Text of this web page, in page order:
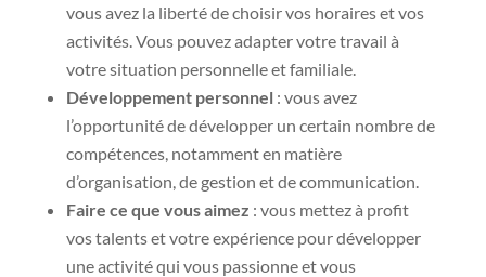
vous avez la liberté de choisir vos horaires et vos
activités. Vous pouvez adapter votre travail à
votre situation personnelle et familiale.
Développement personnel: vous avez
l’opportunité de développer un certain nombre de
compétences, notamment en matière
d’organisation, de gestion et de communication.
Faire ce que vous aimez : vous mettez à profit
vos talents et votre expérience pour développer
une activité qui vous passionne et vous